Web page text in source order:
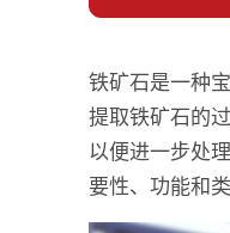
铁矿石是一种
提取铁矿石的
以便进一步处
要性、功能和类